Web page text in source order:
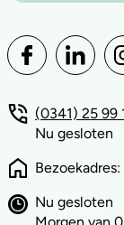
(0341) 25 99
Nu gesloten
Nu gesloten